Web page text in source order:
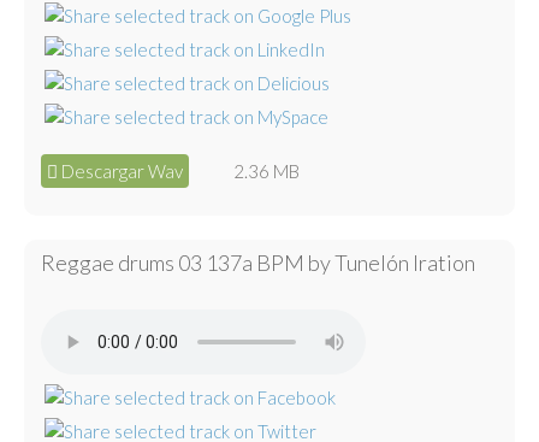
Descargar Wav 2.36 MB
Reggae drums 03 137a BPM by Tunelón Iration